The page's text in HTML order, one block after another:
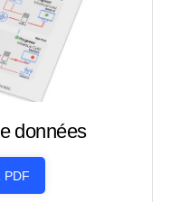
données
PDF